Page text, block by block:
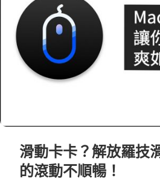
滑動卡卡？解放羅技
的滾動不順暢！